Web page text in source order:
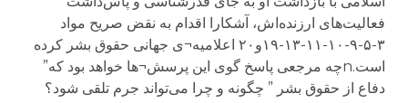
فعالیت‌های ارزنده‌اش، آشکارا اقدام به نقض صریح مواد
۳-۵-۹-۱۰-۱۱-۱۳-۱۹و۲۰ اعلامیه¬ی جهانی حقوق بشر کرده
است.nچه مرجعی پاسخ گوی این پرسش¬ها خواهد بود که”
دفاع از حقوق بشر ” چگونه و چرا می‌تواند جرم تلقی شود؟